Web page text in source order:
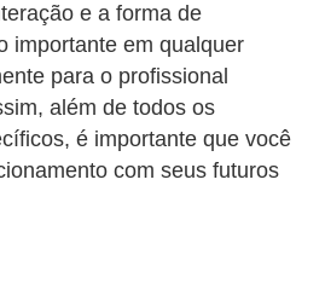
e a forma de
importante em qualquer
para o profissional
além de todos os
é importante que você
com seus futuros